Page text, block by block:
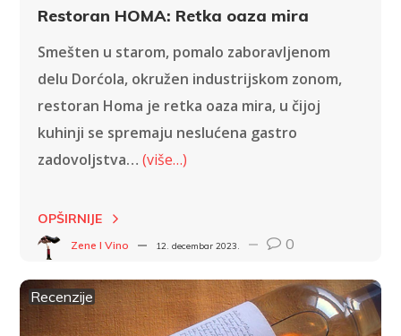
Restoran HOMA: Retka oaza mira
Smešten u starom, pomalo zaboravljenom
delu Dorćola, okružen industrijskom zonom,
restoran Homa je retka oaza mira, u čijoj
kuhinji se spremaju neslućena gastro
zadovoljstva… (više…)
OPŠIRNIJE
Zene I Vino 12. decembar 2023. 0
Recenzije